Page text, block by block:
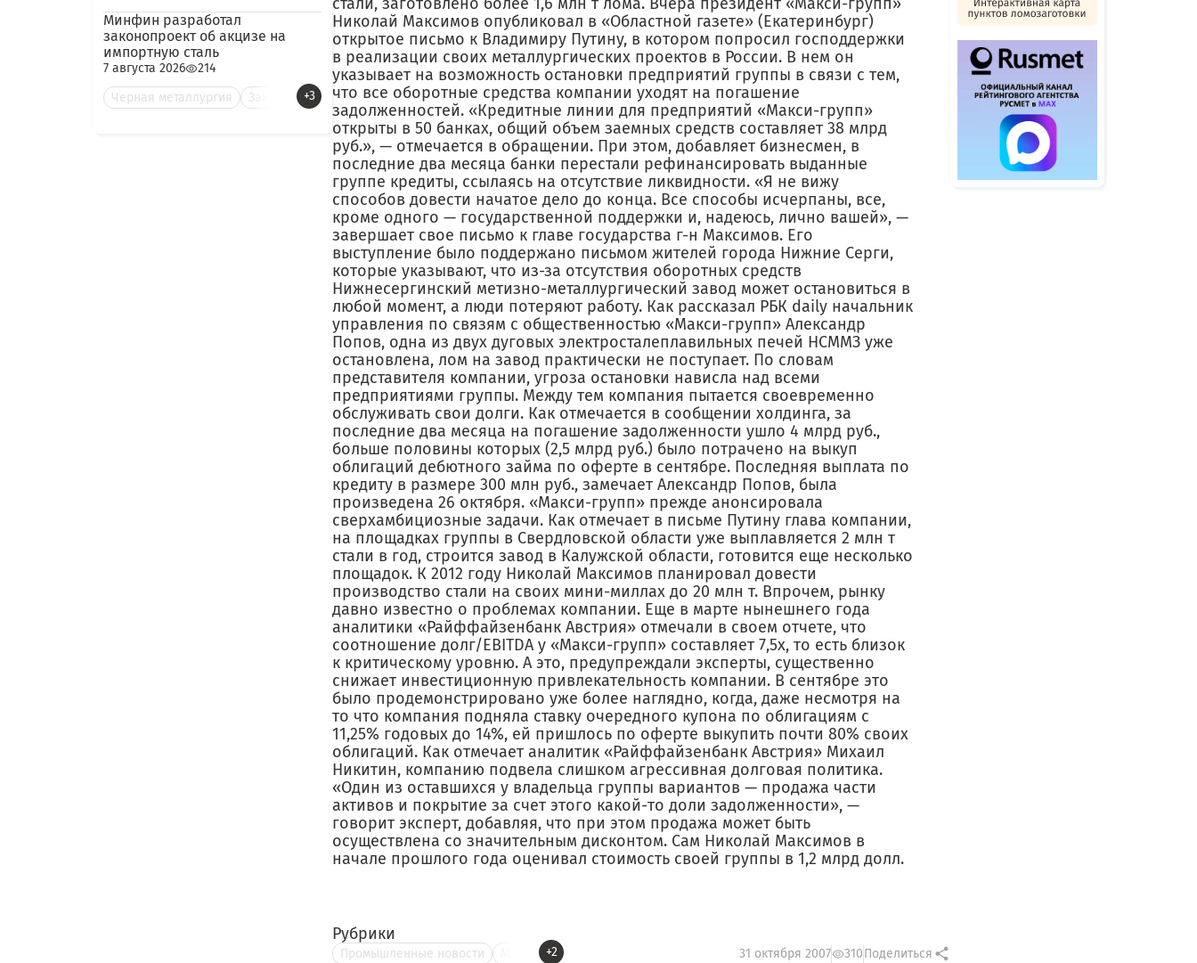
Минфин разработал
законопроект об акцизе на
импортную сталь
7 августа 2026
214
Черная металлургия
Зак +3
Николай Максимов опубликовал в «Областной газете» (Екатеринбург)
открытое письмо к Владимиру Путину, в котором попросил господдержки
в реализации своих металлургических проектов в России. В нем он
указывает на возможность остановки предприятий группы в связи с тем,
что все оборотные средства компании уходят на погашение
задолженностей. «Кредитные линии для предприятий «Макси-групп»
открыты в 50 банках, общий объем заемных средств составляет 38 млрд
руб.», — отмечается в обращении. При этом, добавляет бизнесмен, в
последние два месяца банки перестали рефинансировать выданные
группе кредиты, ссылаясь на отсутствие ликвидности. «Я не вижу
способов довести начатое дело до конца. Все способы исчерпаны, все,
кроме одного — государственной поддержки и, надеюсь, лично вашей», —
завершает свое письмо к главе государства г-н Максимов. Его
выступление было поддержано письмом жителей города Нижние Серги,
которые указывают, что из-за отсутствия оборотных средств
Нижнесергинский метизно-металлургический завод может остановиться в
любой момент, а люди потеряют работу. Как рассказал РБК daily начальник
управления по связям с общественностью «Макси-групп» Александр
Попов, одна из двух дуговых электросталеплавильных печей НСММЗ уже
остановлена, лом на завод практически не поступает. По словам
представителя компании, угроза остановки нависла над всеми
предприятиями группы. Между тем компания пытается своевременно
обслуживать свои долги. Как отмечается в сообщении холдинга, за
последние два месяца на погашение задолженности ушло 4 млрд руб.,
больше половины которых (2,5 млрд руб.) было потрачено на выкуп
облигаций дебютного займа по оферте в сентябре. Последняя выплата по
кредиту в размере 300 млн руб., замечает Александр Попов, была
произведена 26 октября. «Макси-групп» прежде анонсировала
сверхамбициозные задачи. Как отмечает в письме Путину глава компании,
на площадках группы в Свердловской области уже выплавляется 2 млн т
стали в год, строится завод в Калужской области, готовится еще несколько
площадок. К 2012 году Николай Максимов планировал довести
производство стали на своих мини-миллах до 20 млн т. Впрочем, рынку
давно известно о проблемах компании. Еще в марте нынешнего года
аналитики «Райффайзенбанк Австрия» отмечали в своем отчете, что
соотношение долг/EBITDA у «Макси-групп» составляет 7,5х, то есть близок
к критическому уровню. А это, предупреждали эксперты, суще­ственно
снижает инвестиционную привлекательность компании. В сентябре это
было продемонстрировано уже более наглядно, когда, даже несмотря на
то что компания подняла ставку очередного купона по облигациям с
11,25% годовых до 14%, ей пришлось по оферте выкупить почти 80% своих
облигаций. Как отмечает аналитик «Райффайзенбанк Австрия» Михаил
Никитин, компанию подвела слишком агрессивная долговая политика.
«Один из оставшихся у владельца группы вариантов — продажа части
активов и покрытие за счет этого какой-то доли задолженности», —
говорит эксперт, добавляя, что при этом продажа может быть
осуществлена со значительным дисконтом. Сам Николай Максимов в
начале прошлого года оценивал стоимость своей группы в 1,2 млрд долл.
Рубрики
Промышленные новости +2 31 октября 2007 310Поделиться